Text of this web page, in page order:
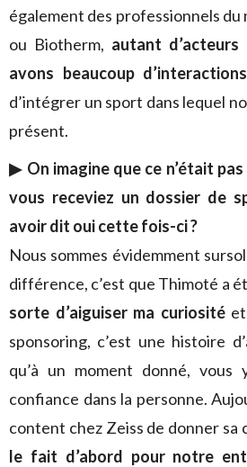
également des professionnels du
ou Biotherm, autant
avons beaucoup d’interactions
d’intégrer un sport dans lequel
présent.
▶ On imagine que ce n’était
vous receviez un dossier de
avoir dit oui cette fois-ci ?
Nous sommes évidemment
différence, c’est que Thimoté a
sorte d’aiguiser ma curiositéet
sponsoring, c’est une histoire
qu’à un moment donné, vous
confiance dans la personne.
content chez Zeiss de donner sa
le fait d’abord pour notre